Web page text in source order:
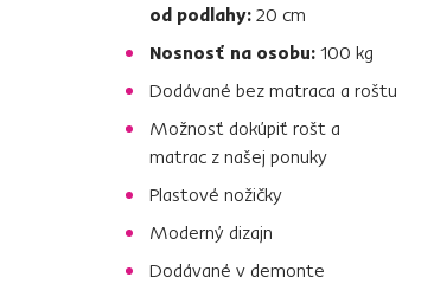
od podlahy: 20 cm
Nosnosť na osobu: 100 kg
Dodávané bez matraca a roštu
Možnosť dokúpiť rošt a
matrac z našej ponuky
Plastové nožičky
Moderný dizajn
Dodávané v demonte